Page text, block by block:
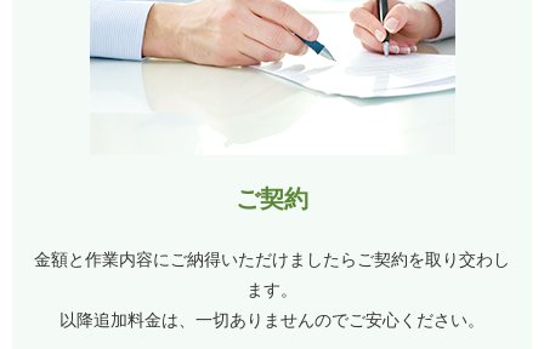
ご契約
金額と作業内容にご納得いただけましたらご契約を取り交わし
ます。
以降追加料金は、一切ありませんのでご安心ください。